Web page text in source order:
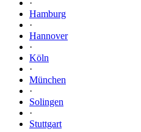
·
Hamburg
·
Hannover
·
Köln
·
München
·
Solingen
·
Stuttgart